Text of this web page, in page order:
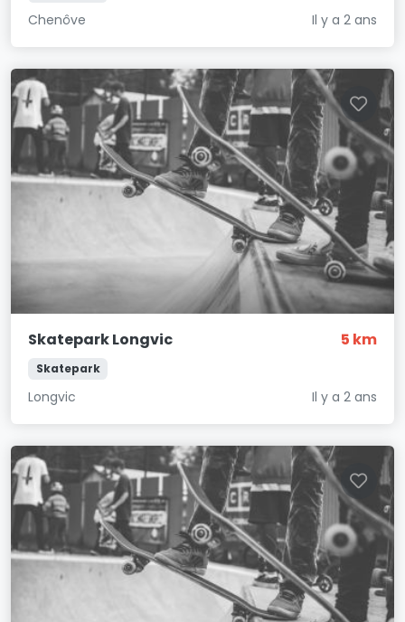
Chenôve Il y a 2 ans
Skatepark Longvic 5 km
Skatepark
Longvic Il y a 2 ans